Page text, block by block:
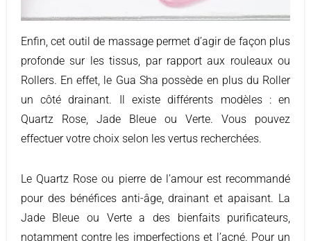
Enfin, cet outil de massage permet d’agir de façon plus
profonde sur les tissus, par rapport aux rouleaux ou
Rollers. En effet, le Gua Sha possède en plus du Roller
un côté drainant. Il existe différents modèles : en
Quartz Rose, Jade Bleue ou Verte. Vous pouvez
effectuer votre choix selon les vertus recherchées.
Le Quartz Rose ou pierre de l’amour est recommandé
pour des bénéfices anti-âge, drainant et apaisant. La
Jade Bleue ou Verte a des bienfaits purificateurs,
notamment contre les imperfections et l’acné. Pour un